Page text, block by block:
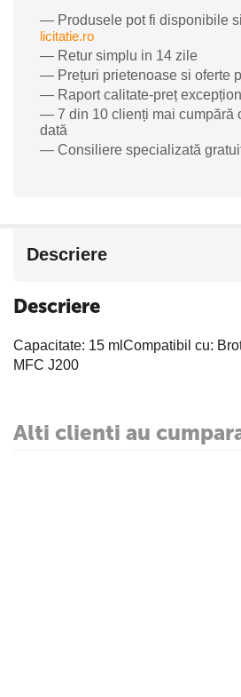
— Produsele pot fi disponibile
licitatie.ro
— Retur simplu in 14 zile
— Prețuri prietenoase si oferte
— Raport calitate-preț
— 7 din 10 clienți mai cumpără
dată
— Consiliere specializată
Descriere
Descriere
Capacitate: 15 mlCompatibil cu:
MFC J200
Alti clienti au